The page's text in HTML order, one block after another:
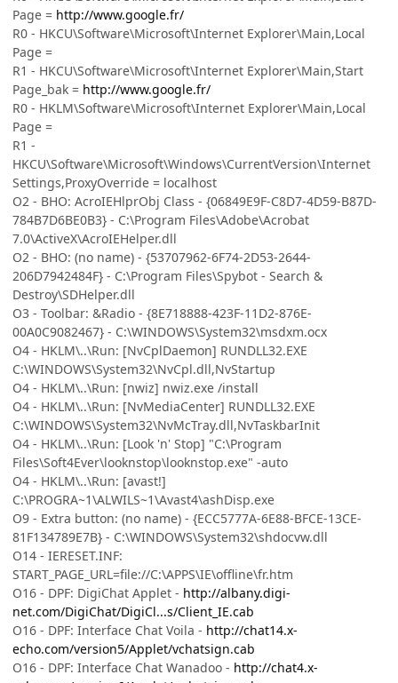
Page = http://www.google.fr/
R0 - HKCU\Software\Microsoft\Internet Explorer\Main,Local
Page =
R1 - HKCU\Software\Microsoft\Internet Explorer\Main,Start
Page_bak = http://www.google.fr/
R0 - HKLM\Software\Microsoft\Internet Explorer\Main,Local
Page =
R1 -
HKCU\Software\Microsoft\Windows\CurrentVersion\Internet
Settings,ProxyOverride = localhost
O2 - BHO: AcroIEHlprObj Class - {06849E9F-C8D7-4D59-B87D-
784B7D6BE0B3} - C:\Program Files\Adobe\Acrobat
7.0\ActiveX\AcroIEHelper.dll
O2 - BHO: (no name) - {53707962-6F74-2D53-2644-
206D7942484F} - C:\Program Files\Spybot - Search &
Destroy\SDHelper.dll
O3 - Toolbar: &Radio - {8E718888-423F-11D2-876E-
00A0C9082467} - C:\WINDOWS\System32\msdxm.ocx
O4 - HKLM\..\Run: [NvCplDaemon] RUNDLL32.EXE
C:\WINDOWS\System32\NvCpl.dll,NvStartup
O4 - HKLM\..\Run: [nwiz] nwiz.exe /install
O4 - HKLM\..\Run: [NvMediaCenter] RUNDLL32.EXE
C:\WINDOWS\System32\NvMcTray.dll,NvTaskbarInit
O4 - HKLM\..\Run: [Look 'n' Stop] "C:\Program
Files\Soft4Ever\looknstop\looknstop.exe" -auto
O4 - HKLM\..\Run: [avast!]
C:\PROGRA~1\ALWILS~1\Avast4\ashDisp.exe
O9 - Extra button: (no name) - {ECC5777A-6E88-BFCE-13CE-
81F134789E7B} - C:\WINDOWS\System32\shdocvw.dll
O14 - IERESET.INF:
START_PAGE_URL=file://C:\APPS\IE\offline\fr.htm
O16 - DPF: DigiChat Applet - http://albany.digi-
net.com/DigiChat/DigiCl...s/Client_IE.cab
O16 - DPF: Interface Chat Voila - http://chat14.x-
echo.com/version5/Applet/vchatsign.cab
O16 - DPF: Interface Chat Wanadoo - http://chat4.x-